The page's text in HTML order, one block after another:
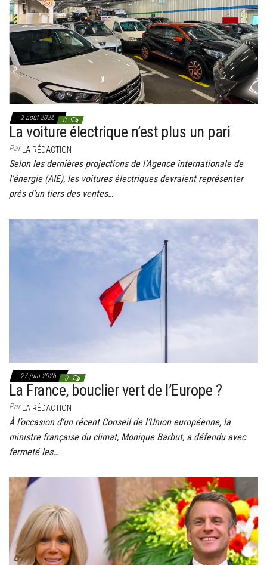
g
a
t
i
o
2 août 2026 0
La voiture électrique n’est plus un pari
Par LA RÉDACTION
Selon les dernières projections de l’Agence internationale de
l’énergie (AIE), les voitures électriques devraient représenter
près d’un tiers des ventes…
27 juin 2026 0
La France, bouclier vert de l’Europe ?
Par LA RÉDACTION
À l’occasion d’un récent Conseil de l’Union européenne, la
ministre française du climat, Monique Barbut, a défendu avec
fermeté les…